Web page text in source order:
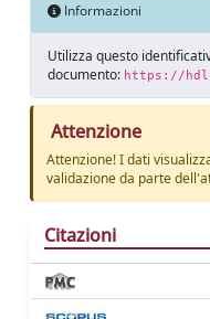
Informazioni
Utilizza questo
documento: https://
Attenzione
Attenzione! I dati
validazione da parte
Citazioni